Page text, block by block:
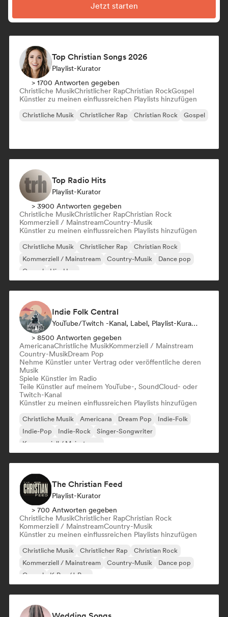
Jetzt starten
Top Christian Songs 2026
Playlist-Kurator
> 1700 Antworten gegeben
Christliche MusikChristlicher RapChristian RockGospel
Künstler zu meinen einflussreichen Playlists hinzufügen
Christliche Musik Christlicher Rap Christian Rock Gospel
Top Radio Hits
Playlist-Kurator
> 3900 Antworten gegeben
Christliche MusikChristlicher RapChristian Rock
Kommerziell / MainstreamCountry-Musik
Künstler zu meinen einflussreichen Playlists hinzufügen
Christliche Musik Christlicher Rap
Christian Rock
Kommerziell / Mainstream
Country-Musik
Dance pop
Gospel
Hip-Hop
Indie Folk Central
YouTube/Twitch -Kanal, Label, Playlist-Kurator, Radiosender
> 8500 Antworten gegeben
AmericanaChristliche MusikKommerziell / Mainstream
Country-MusikDream Pop
Nehme Künstler unter Vertrag oder veröffentliche deren
Musik
Spiele Künstler im Radio
Teile Künstler auf meinem YouTube-, SoundCloud- oder
Twitch-Kanal
Künstler zu meinen einflussreichen Playlists hinzufügen
Christliche Musik Americana Dream Pop
Indie-Folk
Indie-Pop
Indie-Rock
Singer-Songwriter
Kommerziell / Mainstream
The Christian Feed
Playlist-Kurator
> 700 Antworten gegeben
Christliche MusikChristlicher RapChristian Rock
Kommerziell / MainstreamCountry-Musik
Künstler zu meinen einflussreichen Playlists hinzufügen
Christliche Musik Christlicher Rap
Christian Rock
Kommerziell / Mainstream
Country-Musik
Dance pop
Gospel
K-Pop/J-Pop